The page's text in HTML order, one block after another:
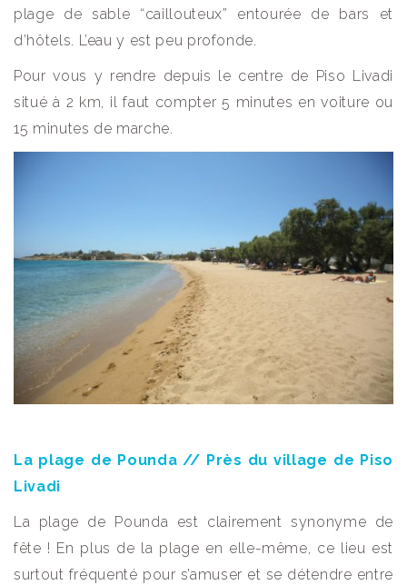
plage de sable “caillouteux” entourée de bars et
d’hôtels. L’eau y est peu profonde.
Pour vous y rendre depuis le centre de Piso Livadi
situé à 2 km, il faut compter 5 minutes en voiture ou
15 minutes de marche.
La plage de Pounda // Près du village de Piso
Livadi
La plage de Pounda est clairement synonyme de
fête ! En plus de la plage en elle-même, ce lieu est
surtout fréquenté pour s’amuser et se détendre entre